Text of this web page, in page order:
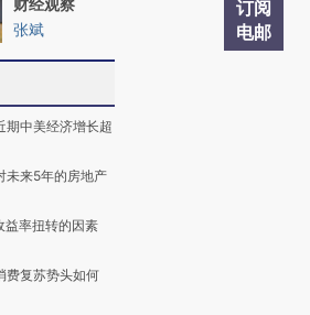
订阅
电邮
财经观察
张斌
期中美经济增长超
未来5年的房地产
益率扭转的因素
费复苏势头如何